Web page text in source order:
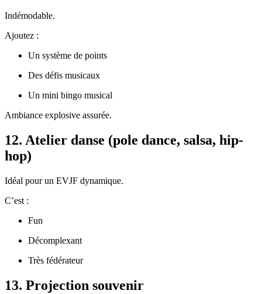
Indémodable.
Ajoutez :
Un système de points
Des défis musicaux
Un mini bingo musical
Ambiance explosive assurée.
12. Atelier danse (pole dance, salsa, hip-
hop)
Idéal pour un EVJF dynamique.
C’est :
Fun
Décomplexant
Très fédérateur
13. Projection souvenir